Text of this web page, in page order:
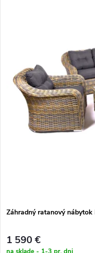
Záhradný ratanový nábytok
1 590 €